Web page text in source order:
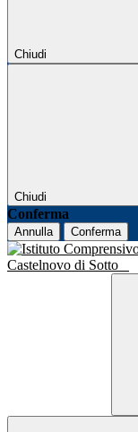
Chiudi
Chiudi
Conferma
Annulla Conferma
Castelnovo di Sotto